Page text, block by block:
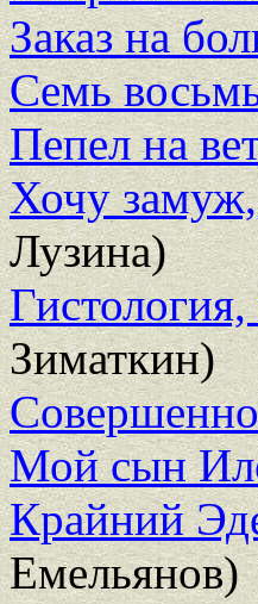
Заказ на
Семь
Пепел на
Хочу
Лузина)
Зиматкин)
Мой сын
Крайний
Емельянов)